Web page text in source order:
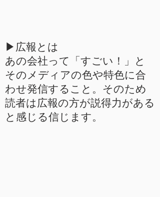
▶広報とは
あの会社って「すごい！」と
そのメディアの色や特色に合
わせ発信すること。そのため
読者は広報の方が説得力がある
と感じる信じます。